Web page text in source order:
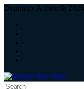
Skip
content
Domingo, Agosto 9, 2026